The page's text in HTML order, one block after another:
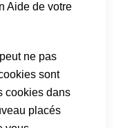
Aide de votre
ne pas
sont
cookies dans
placés